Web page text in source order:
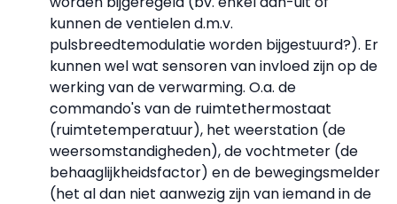
kunnen de ventielen d.m.v.
pulsbreedtemodulatie worden bijgestuurd?). Er
kunnen wel wat sensoren van invloed zijn op de
werking van de verwarming. O.a. de
commando's van de ruimtethermostaat
(ruimtetemperatuur), het weerstation (de
weersomstandigheden), de vochtmeter (de
behaaglijkheidsfactor) en de bewegingsmelder
(het al dan niet aanwezig zijn van iemand in de